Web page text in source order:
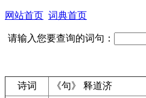
网站首页 词典首页
请输入您要查询的词句：
诗词 《句》 释道济